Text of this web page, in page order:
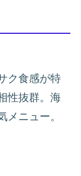
ク食感が特
性抜群。海
メニュー。